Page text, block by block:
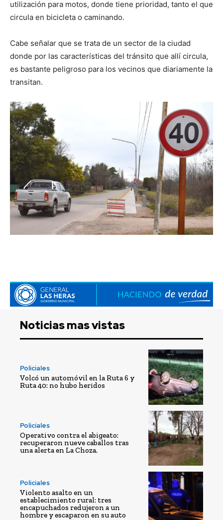
utilización para motos, donde tiene prioridad, tanto el que
circula en bicicleta o caminando.
Cabe señalar que se trata de un sector de la ciudad
donde por las características del tránsito que allí circula,
es bastante peligroso para los vecinos que diariamente la
transitan.
Noticias mas vistas
Policiales
Volcó un automóvil en la Ruta 6 y
Ruta 40: no hubo heridos
Policiales
Operativo contra el abigeato:
recuperaron nueve caballos tras
una alerta en La Choza.
Policiales
Violento asalto en un
establecimiento rural: tres
encapuchados redujeron a un
hombre y escaparon en su auto